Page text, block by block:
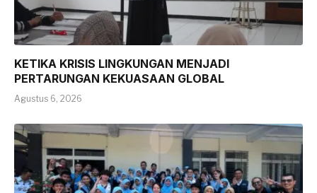
KETIKA KRISIS LINGKUNGAN MENJADI
PERTARUNGAN KEKUASAAN GLOBAL
Agustus 6, 2026